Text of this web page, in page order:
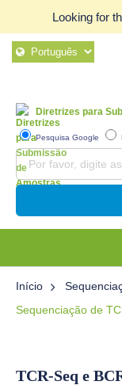
Looking for
Diretrizes para
Pesquisa Google
Início
Sequenciação de
TCR-Seq e